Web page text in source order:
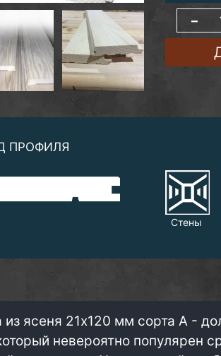
-
ПРОФИЛЯ
Стены
ясеня 21х120 мм сорта А -
невероятно популярен